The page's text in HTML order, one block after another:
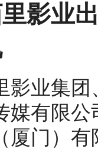
影业
影业集
媒有限
厦门）